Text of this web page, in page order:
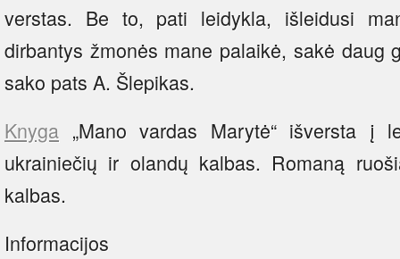
verstas. Be to, pati leidykla, išleidusi
dirbantys žmonės mane palaikė, sakė daug
sako pats A. Šlepikas.
Knyga „Mano vardas Marytė“ išversta į
ukrainiečių ir olandų kalbas. Romaną
kalbas.
Informacijos